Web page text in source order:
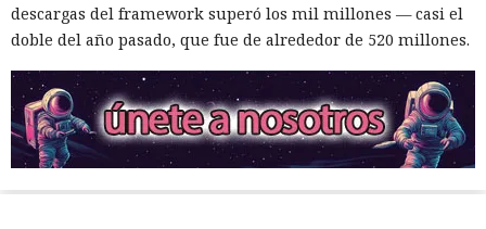
descargas del framework superó los mil millones — casi el
doble del año pasado, que fue de alrededor de 520 millones.